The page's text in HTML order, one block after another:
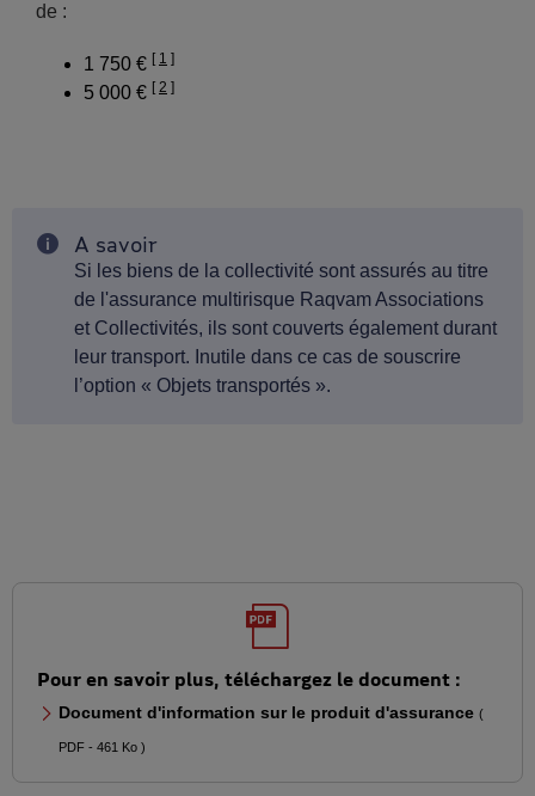
de :
1 750 € 1
5 000 € 2
Information
A savoir
Si les biens de la collectivité sont assurés au titre
de l'assurance multirisque Raqvam Associations
et Collectivités, ils sont couverts également durant
leur transport. Inutile dans ce cas de souscrire
l’option « Objets transportés ».
Pour en savoir plus, téléchargez le document :
Document d'information sur le produit d'assurance (
PDF - 461 Ko )